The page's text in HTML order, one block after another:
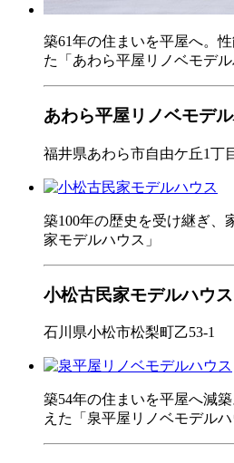
築61年の住まいを平屋へ。
た「あわら平屋リノベモデル
あわら平屋リノベモデ
福井県あわら市自由ケ丘1丁
築100年の歴史を受け継ぎ、
家モデルハウス」
小松古民家モデルハウス
石川県小松市松梨町乙53-1
築54年の住まいを平屋へ減
えた「泉平屋リノベモデルハ